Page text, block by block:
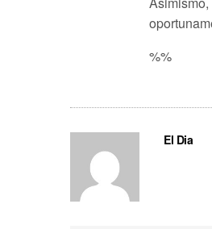
%%
El Dia